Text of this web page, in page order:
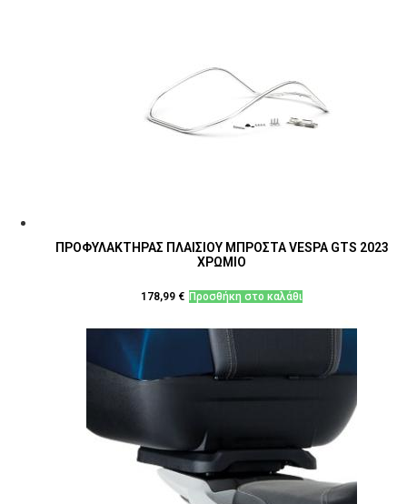
ΠΡΟΦΥΛΑΚΤΗΡΑΣ ΠΛΑΙΣΙΟΥ ΜΠΡΟΣΤΑ VESPA GTS 2023
ΧΡΩΜΙΟ
178,99 € Προσθήκη στο καλάθι